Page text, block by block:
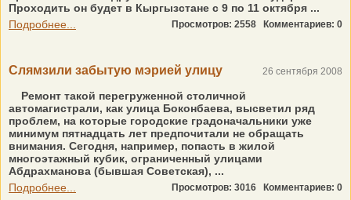
Проходить он будет в Кыргызстане с 9 по 11 октября ...
Подробнее...
Просмотров: 2558 Комментариев: 0
Слямзили забытую мэрией улицу 26 сентября 2008
Ремонт такой перегруженной столичной
автомагистрали, как улица Боконбаева, высветил ряд
проблем, на которые городские градоначальники уже
минимум пятнадцать лет предпочитали не обращать
внимания. Сегодня, например, попасть в жилой
многоэтажный кубик, ограниченный улицами
Абдрахманова (бывшая Советская), ...
Подробнее...
Просмотров: 3016 Комментариев: 0